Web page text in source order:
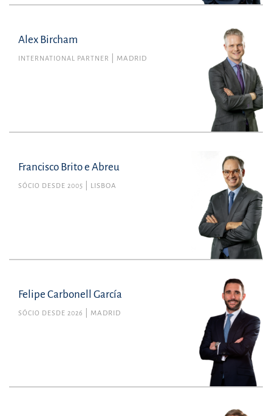
Alex Bircham
INTERNATIONAL PARTNER MADRID
Francisco Brito e Abreu
SÓCIO DESDE 2005 LISBOA
Felipe Carbonell García
SÓCIO DESDE 2026 MADRID